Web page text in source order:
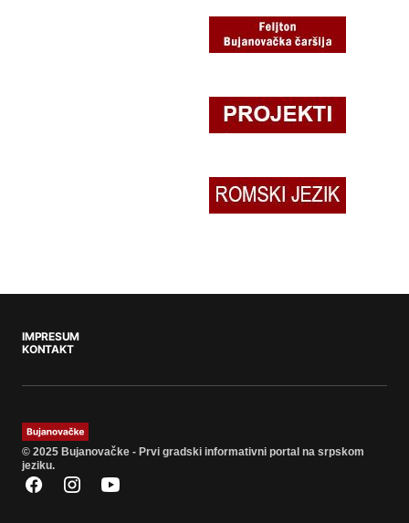
IMPRESUM
KONTAKT
© 2025 Bujanovačke - Prvi gradski informativni portal na srpskom
jeziku.